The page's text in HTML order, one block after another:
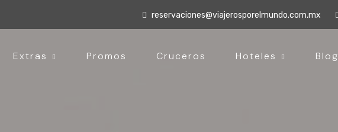
reservaciones@viajerosporelmundo.com.mx
Extras Promos Cruceros Hoteles Blog